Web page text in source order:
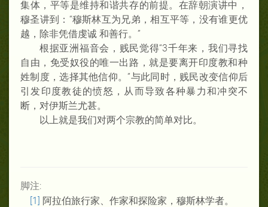
集体，平等是维持和谐共存的前提。在辞朝演讲中，
穆圣讲到：“穆斯林互为兄弟，相互平等，没有谁更优
越，除非凭借虔诚 和善行。”
根据亚洲福音会，贱民觉得“3千年来，我们寻找
自由，免受奴役的唯一出路，就是要离开印度教和种
姓制度，选择其他信仰。”与此同时，贱民改变信仰后
引发印度教徒的愤怒，从而导致各种暴力和冲突不
断，对伊斯兰尤甚。
以上就是我们对两个宗教的简单对比。
脚注:
[1] 阿拉伯旅行家、作家和探险家，穆斯林学者。